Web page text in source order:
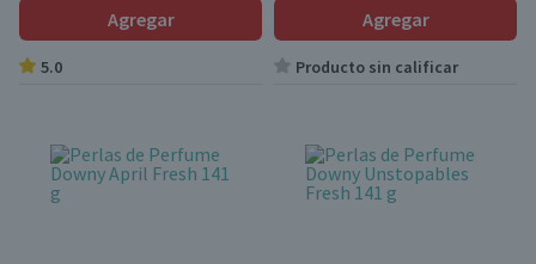
Agregar
5.0
Agregar
Producto sin calificar